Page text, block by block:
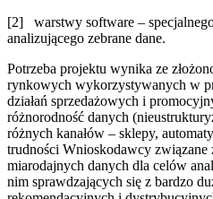
[2] warstwy software –
analizującego zebrane dane.
Potrzeba projektu wynika ze
rynkowych wykorzystywanych w
działań sprzedażowych i
różnorodność danych
różnych kanałów – sklepy,
trudności Wnioskodawcy związane
miarodajnych danych dla celów
nim sprawdzających się z bardzo